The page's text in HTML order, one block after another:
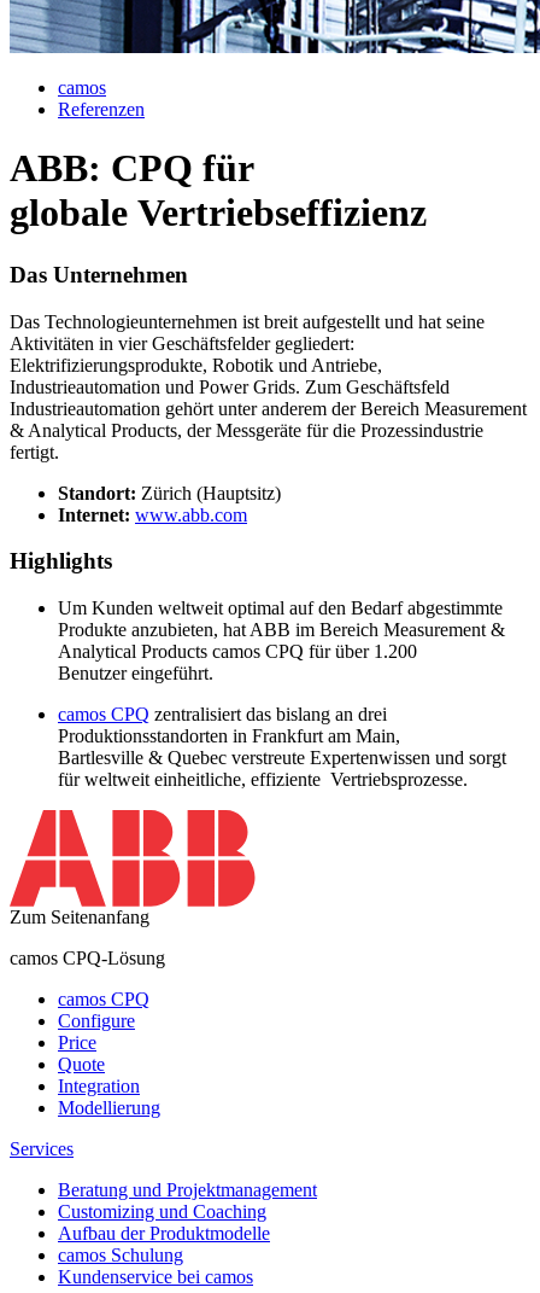
camos
Referenzen
ABB: CPQ für
globale Vertriebseffizienz
Das Unternehmen
Das Technologieunternehmen ist breit aufgestellt und hat seine
Aktivitäten in vier Geschäftsfelder gegliedert:
Elektrifizierungsprodukte, Robotik und Antriebe,
Industrieautomation und Power Grids. Zum Geschäftsfeld
Industrieautomation gehört unter anderem der Bereich Measurement
& Analytical Products, der Messgeräte für die Prozessindustrie
fertigt.
Standort: Zürich (Hauptsitz)
Internet: www.abb.com
Highlights
Um Kunden weltweit optimal auf den Bedarf abgestimmte
Produkte anzubieten, hat ABB im Bereich Measurement &
Analytical Products camos CPQ für über 1.200
Benutzer eingeführt.
camos CPQ zentralisiert das bislang an drei
Produktionsstandorten in Frankfurt am Main,
Bartlesville & Quebec verstreute Expertenwissen und sorgt
für weltweit einheitliche, effiziente Vertriebsprozesse.
Zum Seitenanfang
camos CPQ-Lösung
camos CPQ
Configure
Price
Quote
Integration
Modellierung
Services
Beratung und Projektmanagement
Customizing und Coaching
Aufbau der Produktmodelle
camos Schulung
Kundenservice bei camos